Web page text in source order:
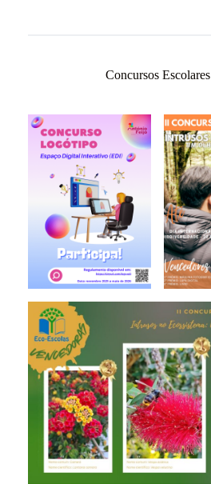
Concursos Escolares